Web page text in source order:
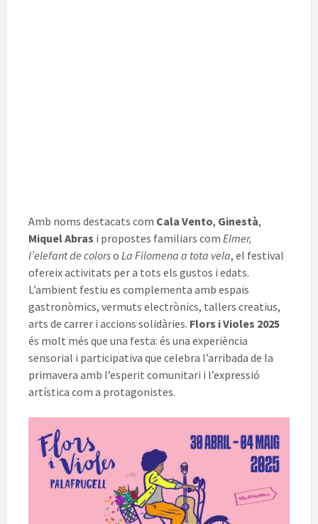
Amb noms destacats com Cala Vento, Ginestà,
Miquel Abras i propostes familiars com Elmer,
l’elefant de colorso La Filomena a tota vela, el festival
ofereix activitats per a tots els gustos i edats.
L’ambient festiu es complementa amb espais
gastronòmics, vermuts electrònics, tallers creatius,
arts de carrer i accions solidàries. Flors i Violes 2025
és molt més que una festa: és una experiència
sensorial i participativa que celebra l’arribada de la
primavera amb l’esperit comunitari i l’expressió
artística com a protagonistes.